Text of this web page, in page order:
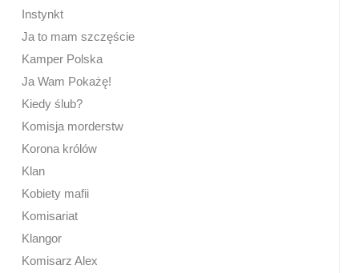
Instynkt
Ja to mam szczęście
Kamper Polska
Ja Wam Pokażę!
Kiedy ślub?
Komisja morderstw
Korona królów
Klan
Kobiety mafii
Komisariat
Klangor
Komisarz Alex